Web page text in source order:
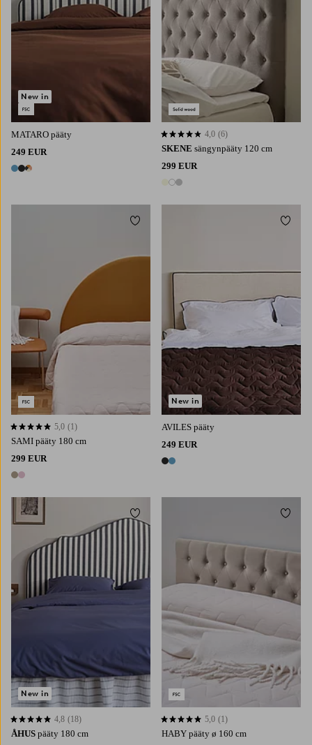
MATARO pääty
249 EUR
3 värejä
New in
SKENE sängynpääty 120 cm
299 EUR
3 värejä
4,0 perustuen 6 arvosanaan
4,0 (6)
SAMI pääty 180 cm
299 EUR
2 värejä
5,0 perustuen 1 arvosanaan
5,0 (1)
Lisää suosikkeihin
AVILES pääty
249 EUR
2 värejä
New in
Lisää
ÅHUS pääty 180 cm
4,8 perustuen 18 arvosanaan
4,8 (18)
New in
Lisää suosikkeihin
HABY pääty ø 160 cm
5,0 perustuen 1 arvosanaan
5,0 (1)
Lisää